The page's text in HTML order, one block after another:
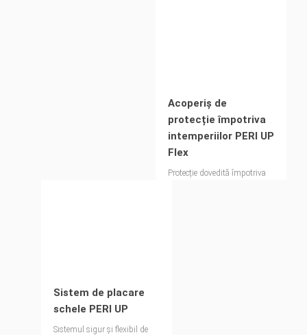
Acoperiș de
protecție împotriva
intemperiilor PERI UP
Flex
Protecție dovedită împotriva
Sistem de placare
schele PERI UP
Sistemul sigur și flexibil de